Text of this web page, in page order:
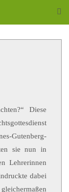
Diese
Gutenberg-
sie nun in
Lehrerinnen
dabei